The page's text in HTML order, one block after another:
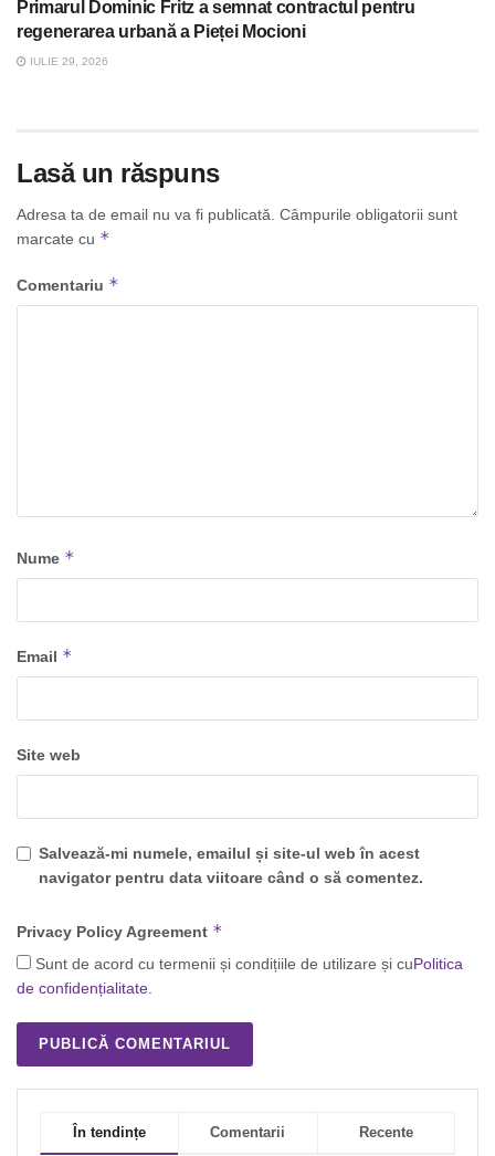
Primarul Dominic Fritz a semnat contractul pentru
regenerarea urbană a Pieței Mocioni
IULIE 29, 2026
Lasă un răspuns
Adresa ta de email nu va fi publicată. Câmpurile obligatorii sunt
marcate cu *
Comentariu *
Nume *
Email *
Site web
Salvează-mi numele, emailul și site-ul web în acest
navigator pentru data viitoare când o să comentez.
Privacy Policy Agreement *
Sunt de acord cu termenii și condițiile de utilizare și cuPolitica
de confidențialitate.
În tendințe Comentarii Recente